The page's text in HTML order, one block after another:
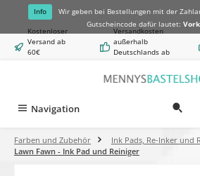
springen
Info Wir geben bei Bestellungen mit der
Gutscheincode dafür lautet:
Kostenloser
Versand ab
60€
Versandkosten
außerhalb
Deutschlands ab
Navigation
Farben und Zubehör
Ink Pads, Re-Inker und
Lawn Fawn - Ink Pad und Reiniger